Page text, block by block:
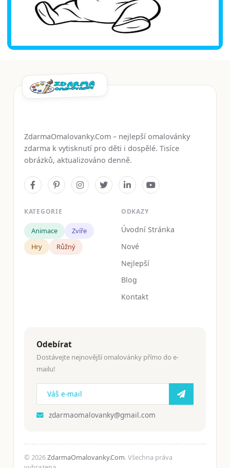
ZdarmaOmalovanky.Com – nejlepší omalovánky
zdarma k vytisknutí pro děti i dospělé. Tisíce
obrázků, aktualizováno denně.
KATEGORIE
Animace
Zvíře
Hry
Růžný
ODKAZY
Úvodní Stránka
Nové
Nejlepší
Blog
Kontakt
Odebírat
Dostávejte nejnovější omalovánky přímo do e-
mailu!
zdarmaomalovanky@gmail.com
© 2026ZdarmaOmalovanky.Com. Všechna práva